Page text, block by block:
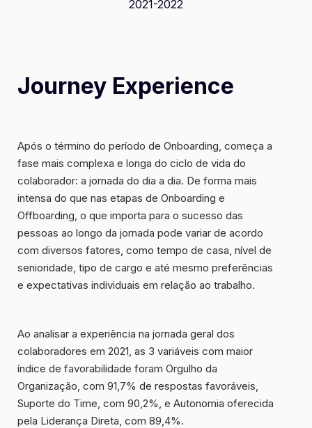
2021-2022
Journey Experience
Após o término do período de Onboarding, começa a
fase mais complexa e longa do ciclo de vida do
colaborador: a jornada do dia a dia. De forma mais
intensa do que nas etapas de Onboarding e
Offboarding, o que importa para o sucesso das
pessoas ao longo da jornada pode variar de acordo
com diversos fatores, como tempo de casa, nível de
senioridade, tipo de cargo e até mesmo preferências
e expectativas individuais em relação ao trabalho.
Ao analisar a experiência na jornada geral dos
colaboradores em 2021, as 3 variáveis com maior
índice de favorabilidade foram Orgulho da
Organização , com 91,7% de respostas favoráveis,
Suporte do Time , com 90,2% , e Autonomia oferecida
pela Liderança Direta, com 89,4%.